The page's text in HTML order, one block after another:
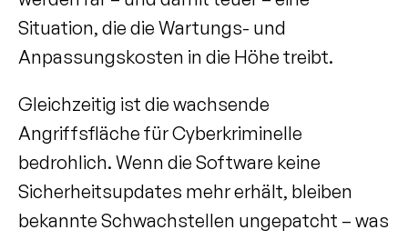
Situation, die die Wartungs- und
Anpassungskosten in die Höhe treibt.
Gleichzeitig ist die wachsende
Angriffsfläche für Cyberkriminelle
bedrohlich. Wenn die Software keine
Sicherheitsupdates mehr erhält, bleiben
bekannte Schwachstellen ungepatcht – was